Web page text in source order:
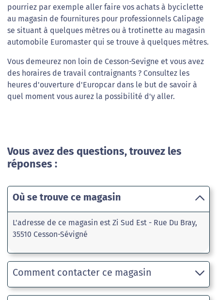
pourriez par exemple aller faire vos achats à byciclette
au magasin de fournitures pour professionnels Calipage
se situant à quelques mètres ou à trotinette au magasin
automobile Euromaster qui se trouve à quelques mètres.
Vous demeurez non loin de Cesson-Sevigne et vous avez
des horaires de travail contraignants ? Consultez les
heures d'ouverture d'Europcar dans le but de savoir à
quel moment vous aurez la possibilité d'y aller.
Vous avez des questions, trouvez les
réponses :
Où se trouve ce magasin
L'adresse de ce magasin est Zi Sud Est - Rue Du Bray,
35510 Cesson-Sévigné
Comment contacter ce magasin